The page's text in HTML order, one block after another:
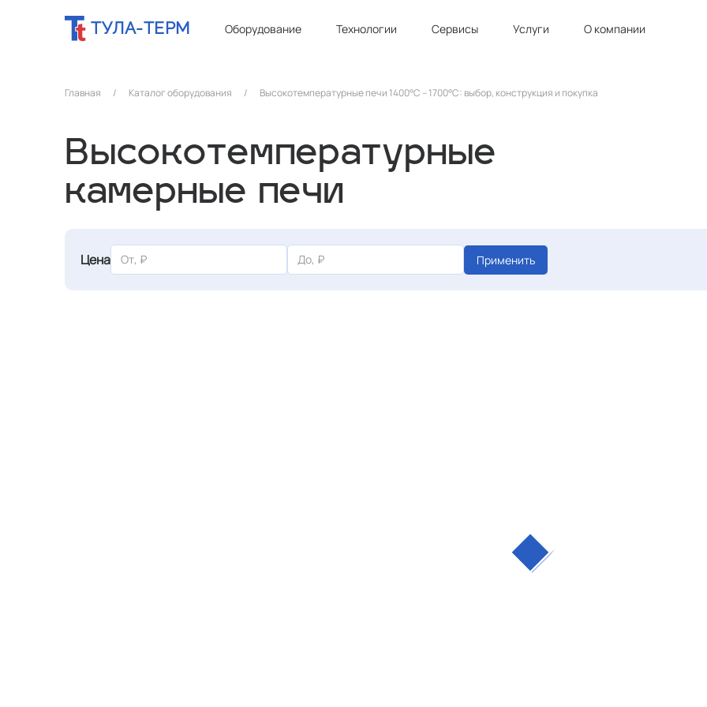
ТУЛА-ТЕРМ Оборудование Технологии Сервисы Услуги О компании
Главная / Каталог оборудования / Высокотемпературные печи 1400°C – 1700°C: выбор, конструкция и покупка
Высокотемпературные
камерные печи
Цена Применить